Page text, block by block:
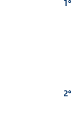
1°
2°